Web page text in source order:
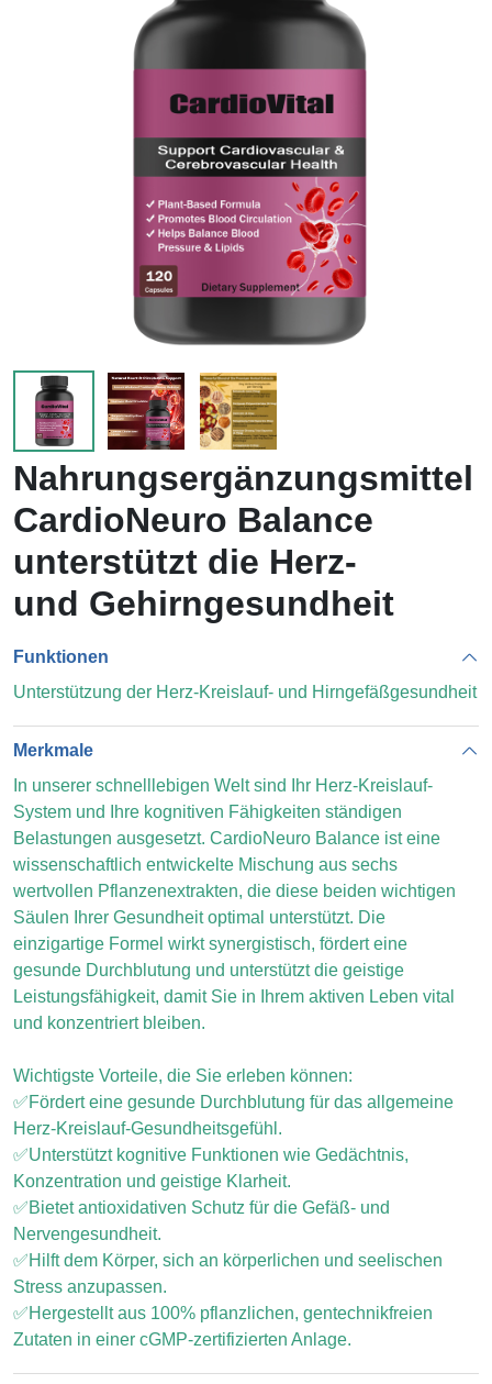
Nahrungsergänzungsmittel
CardioNeuro Balance
unterstützt die Herz-
und Gehirngesundheit
Funktionen
Unterstützung der Herz-Kreislauf- und Hirngefäßgesundheit
Merkmale
In unserer schnelllebigen Welt sind Ihr Herz-Kreislauf-
System und Ihre kognitiven Fähigkeiten ständigen
Belastungen ausgesetzt. CardioNeuro Balance ist eine
wissenschaftlich entwickelte Mischung aus sechs
wertvollen Pflanzenextrakten, die diese beiden wichtigen
Säulen Ihrer Gesundheit optimal unterstützt. Die
einzigartige Formel wirkt synergistisch, fördert eine
gesunde Durchblutung und unterstützt die geistige
Leistungsfähigkeit, damit Sie in Ihrem aktiven Leben vital
und konzentriert bleiben.
Wichtigste Vorteile, die Sie erleben können:
✅Fördert eine gesunde Durchblutung für das allgemeine
Herz-Kreislauf-Gesundheitsgefühl.
✅Unterstützt kognitive Funktionen wie Gedächtnis,
Konzentration und geistige Klarheit.
✅Bietet antioxidativen Schutz für die Gefäß- und
Nervengesundheit.
✅Hilft dem Körper, sich an körperlichen und seelischen
Stress anzupassen.
✅Hergestellt aus 100% pflanzlichen, gentechnikfreien
Zutaten in einer cGMP-zertifizierten Anlage.